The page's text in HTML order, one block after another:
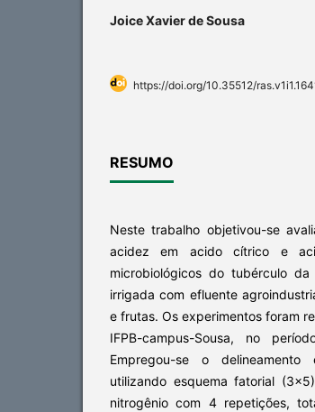
Joice Xavier de Sousa
https://doi.org/10.35512/
RESUMO
Neste trabalho objetivou-se
acidez em acido cítrico e
microbiológicos do tubérculo
irrigada com efluente
e frutas. Os experimentos foram
IFPB-campus-Sousa, no
Empregou-se o delineamento
utilizando esquema fatorial
nitrogênio com 4 repetições,